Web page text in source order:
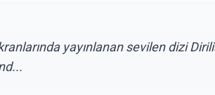
yayınlanan sevilen dizi